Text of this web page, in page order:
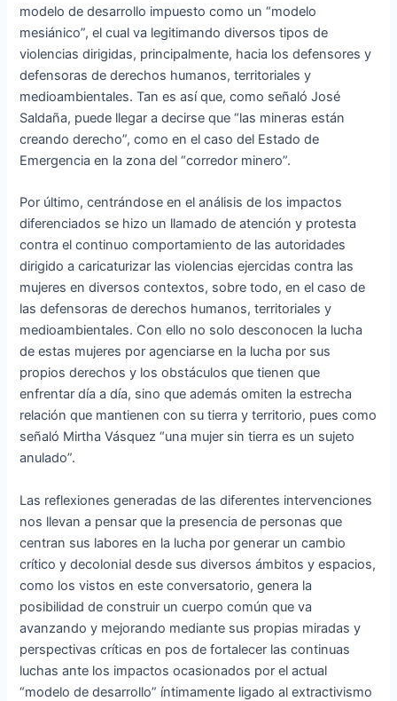
modelo de desarrollo impuesto como un “modelo
mesiánico”, el cual va legitimando diversos tipos de
violencias dirigidas, principalmente, hacia los defensores y
defensoras de derechos humanos, territoriales y
medioambientales. Tan es así que, como señaló José
Saldaña, puede llegar a decirse que “las mineras están
creando derecho”, como en el caso del Estado de
Emergencia en la zona del “corredor minero”.
Por último, centrándose en el análisis de los impactos
diferenciados se hizo un llamado de atención y protesta
contra el continuo comportamiento de las autoridades
dirigido a caricaturizar las violencias ejercidas contra las
mujeres en diversos contextos, sobre todo, en el caso de
las defensoras de derechos humanos, territoriales y
medioambientales. Con ello no solo desconocen la lucha
de estas mujeres por agenciarse en la lucha por sus
propios derechos y los obstáculos que tienen que
enfrentar día a día, sino que además omiten la estrecha
relación que mantienen con su tierra y territorio, pues como
señaló Mirtha Vásquez “una mujer sin tierra es un sujeto
anulado”.
Las reflexiones generadas de las diferentes intervenciones
nos llevan a pensar que la presencia de personas que
centran sus labores en la lucha por generar un cambio
crítico y decolonial desde sus diversos ámbitos y espacios,
como los vistos en este conversatorio, genera la
posibilidad de construir un cuerpo común que va
avanzando y mejorando mediante sus propias miradas y
perspectivas críticas en pos de fortalecer las continuas
luchas ante los impactos ocasionados por el actual
“modelo de desarrollo” íntimamente ligado al extractivismo